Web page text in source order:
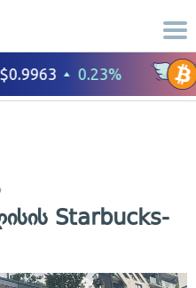
Starbucks-